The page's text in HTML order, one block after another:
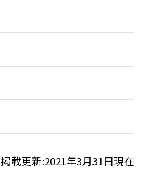
掲載更新:2021年3月31日現在